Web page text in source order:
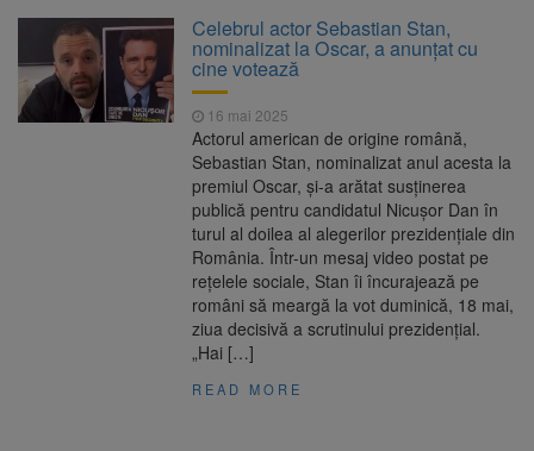
Piața Star din Brașov au fost demolate
7 august 2026
Platforma Belvedere de pe
Tâmpa intră în renovare. Contract de peste 1
milion de lei și termen de trei luni
Unul dintre cele mai mari
parcuri ale Brașovului va fi amenajat în
Bartolomeu-Avantgarden. Contractul a fost
Trafic blocat pe DN1E Brașov
– Poiana Brașov după un accident. Două
persoane primesc îngrijiri medicale
Celebrul actor Sebastian Stan,
nominalizat la Oscar, a anunțat cu
cine votează
16 mai 2025
Actorul american de origine română,
Sebastian Stan, nominalizat anul acesta la
premiul Oscar, și-a arătat susținerea
publică pentru candidatul Nicușor Dan în
turul al doilea al alegerilor prezidențiale din
România. Într-un mesaj video postat pe
rețelele sociale, Stan îi încurajează pe
români să meargă la vot duminică, 18 mai,
ziua decisivă a scrutinului prezidențial.
„Hai […]
READ MORE